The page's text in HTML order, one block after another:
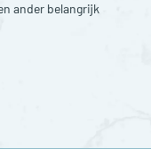
ander belangrijk